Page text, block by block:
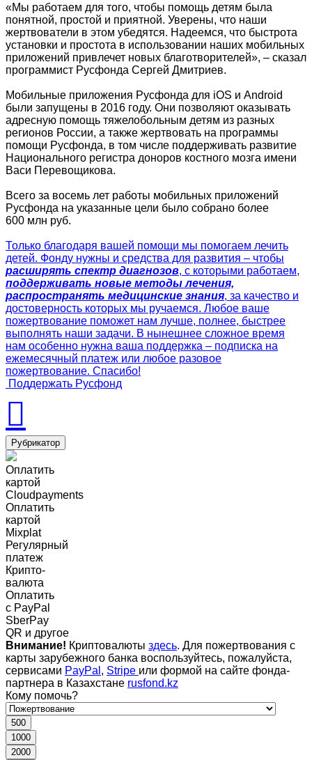
«Мы работаем для того, чтобы помощь детям была
понятной, простой и приятной. Уверены, что наши
жертвователи в этом убедятся. Надеемся, что быстрота
установки и простота в использовании наших мобильных
приложений привлечет новых благотворителей», – сказал
программист Русфонда Сергей Дмитриев.
Мобильные приложения Русфонда для iOS и Android
были запущены в 2016 году. Они позволяют оказывать
адресную помощь тяжелобольным детям из разных
регионов России, а также жертвовать на программы
помощи Русфонда, в том числе поддерживать развитие
Национального регистра доноров костного мозга имени
Васи Перевощикова.
Всего за восемь лет работы мобильных приложений
Русфонда на указанные цели было собрано более
600 млн руб.
Только благодаря вашей помощи мы помогаем лечить
детей. Фонду нужны и средства для развития – чтобы
расширять спектр диагнозов, с которыми работаем,
поддерживать новые методы лечения,
распространять медицинские знания, за качество и
достоверность которых мы ручаемся. Любое ваше
пожертвование поможет нам лучше, полнее, быстрее
выполнять наши задачи. В нынешнее сложное время
нам особенно нужна ваша поддержка – подписка на
ежемесячный платеж или любое разовое
пожертвование. Спасибо!
Поддержать Русфонд
Рубрикатор
Оплатить
картой
Cloudpayments
Оплатить
картой
Mixplat
Регулярный
платеж
Крипто-
валюта
Оплатить
c PayPal
SberPay
QR и другое
Внимание! Криптовалюты здесь. Для пожертвования с
карты зарубежного банка воспользуйтесь, пожалуйста,
сервисами PayPal , Stripe или формой на сайте фонда-
партнера в Казахстане rusfond.kz
Кому помочь?
500
1000
2000